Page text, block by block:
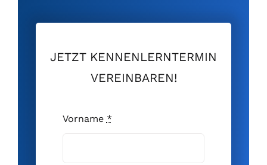
JETZT KENNENLERNTERMIN
VEREINBAREN!
Vorname *